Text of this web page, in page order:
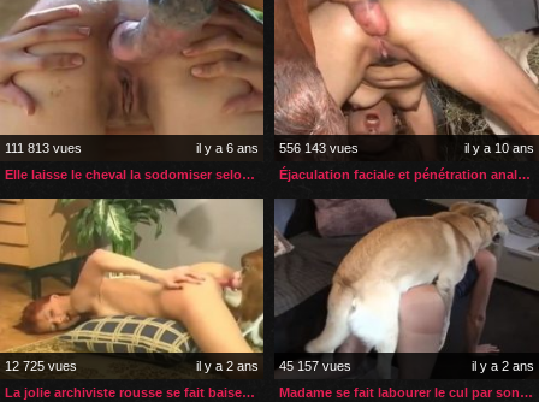
111 813 vues
il y a 6 ans
Elle laisse le cheval la sodomiser selon son bon plaisir
556 143 vues
il y a 10 ans
Éjaculation faciale et pénétration anale zoophile
12 725 vues
il y a 2 ans
La jolie archiviste rousse se fait baiser par son bulldog
45 157 vues
il y a 2 ans
Madame se fait labourer le cul par son labrador